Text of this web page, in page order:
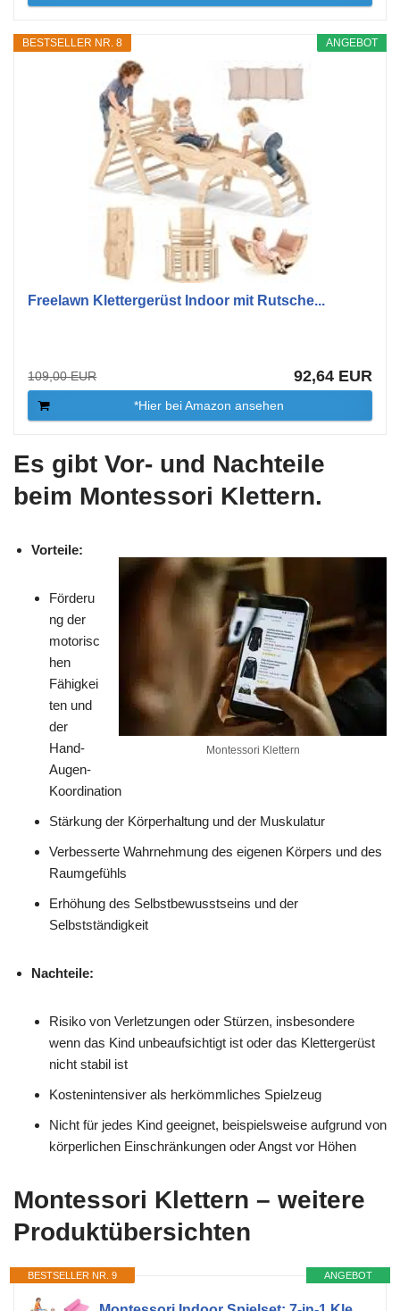
ANGEBOT
BESTSELLER NR. 8
Freelawn Klettergerüst Indoor mit Rutsche...
109,00 EUR 92,64 EUR
*Hier bei Amazon ansehen
Es gibt Vor- und Nachteile
beim Montessori Klettern.
Montessori Klettern
Vorteile:
Förderu
ng der
motorisc
hen
Fähigkei
ten und
der
Hand-
Augen-
Koordination
Stärkung der Körperhaltung und der Muskulatur
Verbesserte Wahrnehmung des eigenen Körpers und des
Raumgefühls
Erhöhung des Selbstbewusstseins und der
Selbstständigkeit
Nachteile:
Risiko von Verletzungen oder Stürzen, insbesondere
wenn das Kind unbeaufsichtigt ist oder das Klettergerüst
nicht stabil ist
Kostenintensiver als herkömmliches Spielzeug
Nicht für jedes Kind geeignet, beispielsweise aufgrund von
körperlichen Einschränkungen oder Angst vor Höhen
Montessori Klettern – weitere
Produktübersichten
ANGEBOT
BESTSELLER NR. 9